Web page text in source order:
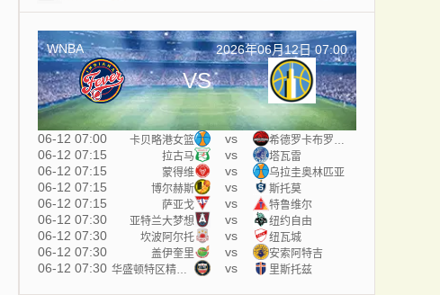
WNBA 2026年06月12日 07:00
VS
06-12 07:00 卡贝略港女篮 vs
06-12 07:15 拉古马 vs 塔瓦雷
06-12 07:15 蒙得维 vs 乌拉圭奥林匹亚
06-12 07:15 博尔赫斯 vs 斯托莫
06-12 07:15 萨亚戈 vs 特鲁维尔
06-12 07:30 亚特兰大梦想 vs 纽约自由
06-12 07:30 坎波阿尔托 vs 纽瓦城
06-12 07:30 盖伊奎里 vs 安索阿特吉
06-12 07:30 vs 里斯托兹